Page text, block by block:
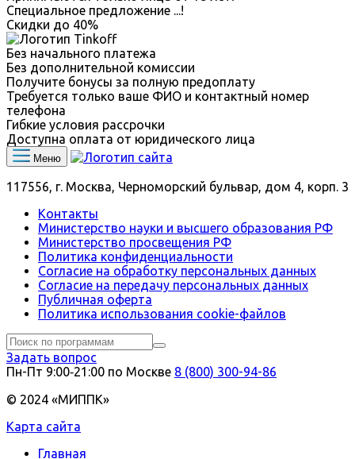
Специальное предложение
!
Скидки до 40%
Без начального платежа
Без дополнительной комиссии
Получите бонусы за полную предоплату
Требуется только ваше ФИО и контактный номер
телефона
Гибкие условия рассрочки
Доступна оплата от юридического лица
Меню
117556, г. Москва, Черноморский бульвар, дом 4, корп. 3
Контакты
Министерство науки и высшего образования РФ
Министерство просвещения РФ
Политика конфиденциальности
Согласие на обработку персональных данных
Согласие на передачу персональных данных
Публичная оферта
Политика использования сookie-файлов
Задать вопрос
Пн-Пт 9:00‑21:00 по Москве 8 (800) 300-94-86
© 2024 «МИППК»
Карта сайта
Главная